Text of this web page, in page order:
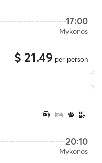
17:00
Mykonos
$ 21.49 per person
20:10
Mykonos